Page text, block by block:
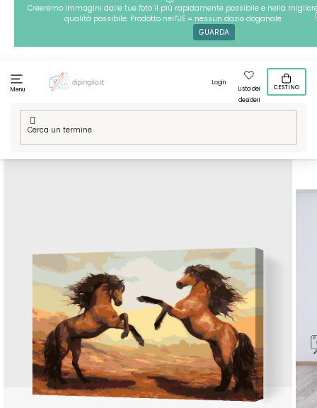
Passa
contenuto
Creeremo immagini dalle tue foto il più rapidamente possibile e nella
qualità possibile. Prodotto nell'UE = nessun dazio doganale
GUARDA
Menu
Login
Lista dei
desideri
CESTINO
Casa
/ Tecniche / Dipingere con i numeri / Dipingere con i
numeri – Cavalli